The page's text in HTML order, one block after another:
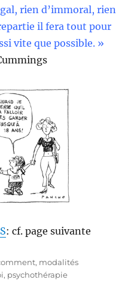
rien d’immoral, rien
il fera tout pour
vite que possible. »
: cf. page suivante
, modalités
, psychothérapie